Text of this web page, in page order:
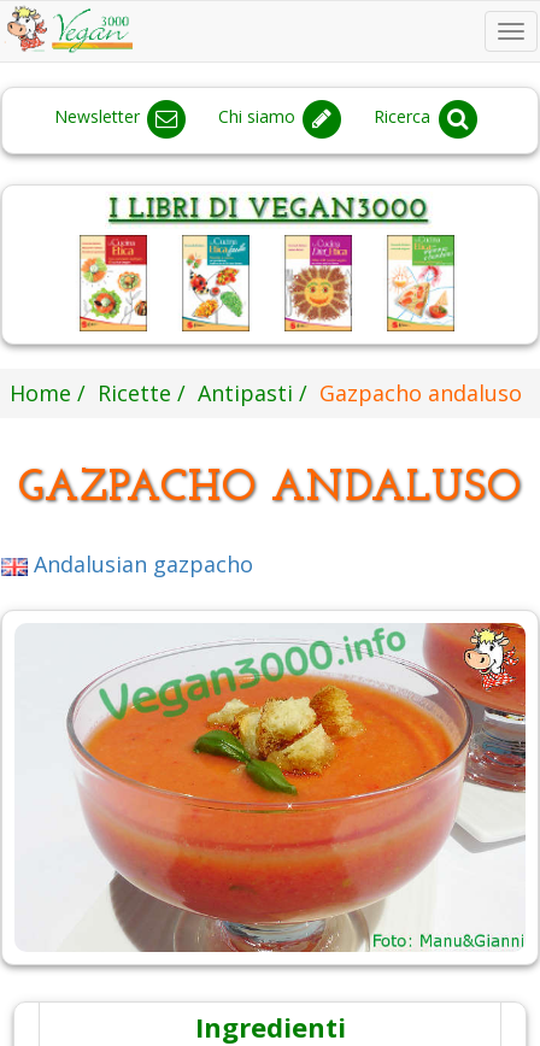
Newsletter Chi siamo Ricerca
Home Ricette Antipasti Gazpacho andaluso
GAZPACHO ANDALUSO
Andalusian gazpacho
Ingredienti